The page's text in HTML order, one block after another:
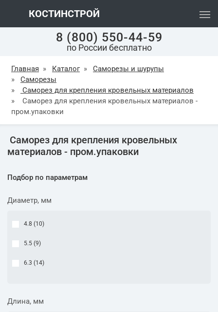
КОСТИНСТРОЙ
8 (800) 550-44-59
по России бесплатно
Главная » Каталог »
Саморезы и шурупы
»
Саморезы
»
Саморез для крепления кровельных материалов
»
Саморез для крепления кровельных материалов -
пром.упаковки
Саморез для крепления кровельных
материалов - пром.упаковки
Подбор по параметрам
Диаметр, мм
4.8 (10)
5.5 (9)
6.3 (14)
Длина, мм